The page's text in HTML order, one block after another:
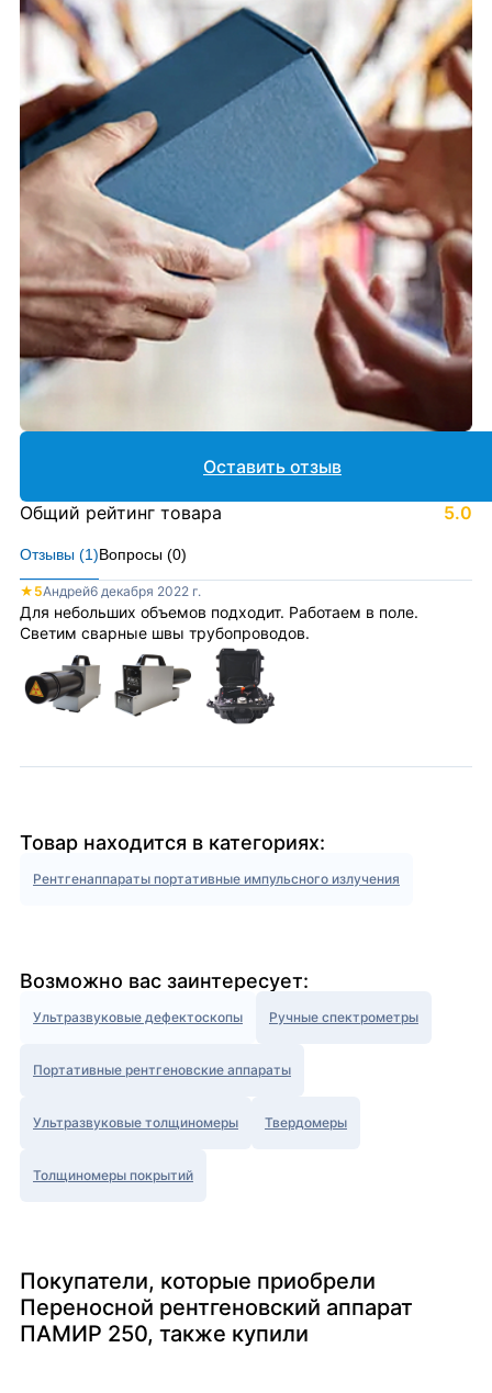
Отзывы (1)Вопросы (0)
★ 5Андрей6 декабря 2022 г.
Для небольших объемов подходит. Работаем в поле.
Светим сварные швы трубопроводов.
Оставить отзыв
Общий рейтинг товара 5.0
Товар находится в категориях:
Рентгенаппараты портативные импульсного излучения
Возможно вас заинтересует:
Ультразвуковые дефектоскопы Ручные спектрометры
Портативные рентгеновские аппараты
Ультразвуковые толщиномеры Твердомеры
Толщиномеры покрытий
Покупатели, которые приобрели
Переносной рентгеновский аппарат
ПАМИР 250, также купили